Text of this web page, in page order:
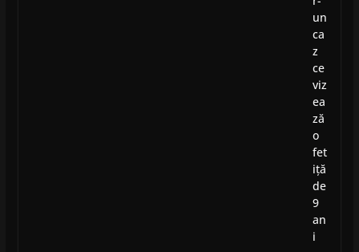
un
ca
z
ce
viz
ea
ză
o
fet
iță
de
9
an
i